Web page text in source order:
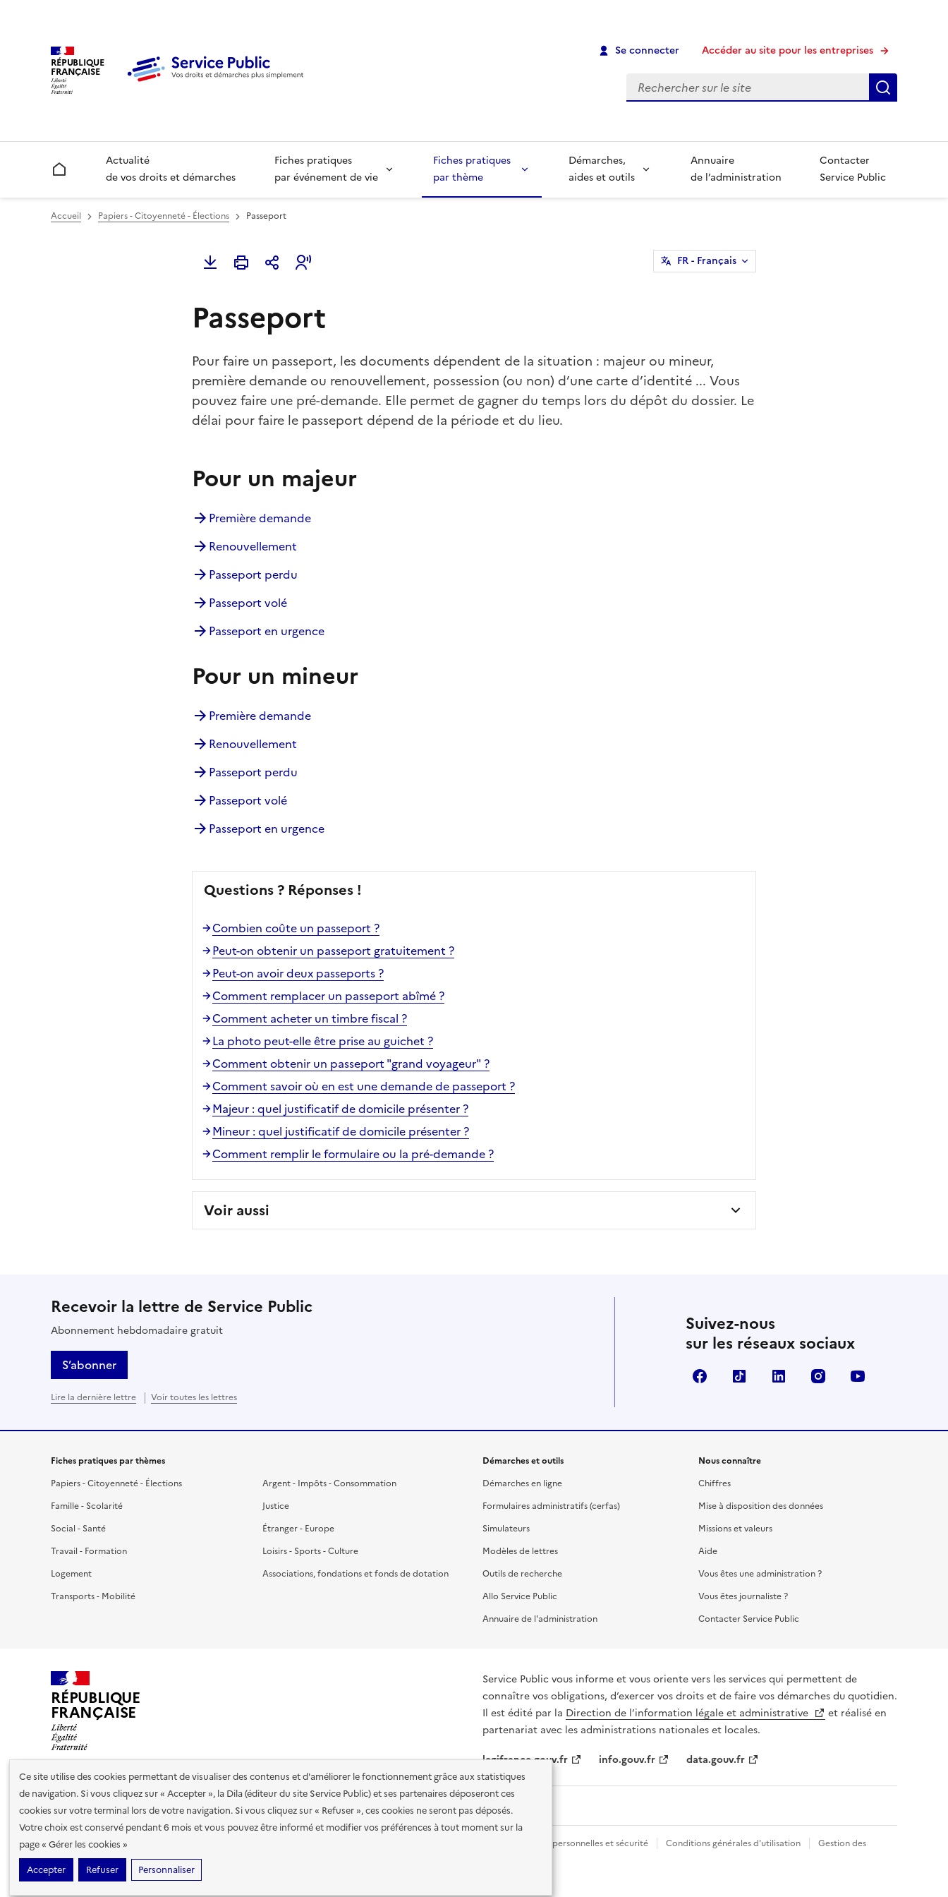
Ce site utilise des cookies permettant de visualiser des contenus et d'améliorer le fonctionnement grâce aux statistiques
de navigation. Si vous cliquez sur « Accepter », la Dila (éditeur du site Service Public) et ses partenaires déposeront ces
cookies sur votre terminal lors de votre navigation. Si vous cliquez sur « Refuser », ces cookies ne seront pas déposés.
Votre choix est conservé pendant 6 mois et vous pouvez être informé et modifier vos préférences à tout moment sur la
page « Gérer les cookies »
Accepter
Refuser Personnaliser
RÉPUBLIQUE
FRANÇAISE
Se connecter Accéder au site pour les entreprises
Recherche
Accueil
Actualité
de vos droits et démarches
Fiches pratiques
par événement de vie
Fiches pratiques
par thème
Démarches,
aides et outils
Annuaire
de l’administration
Contacter
Service Public
Accueil Papiers - Citoyenneté - Élections Passeport
FR- Français
Passeport
Pour faire un passeport, les documents dépendent de la situation : majeur ou mineur,
première demande ou renouvellement, possession (ou non) d’une carte d’identité ... Vous
pouvez faire une pré-demande. Elle permet de gagner du temps lors du dépôt du dossier. Le
délai pour faire le passeport dépend de la période et du lieu.
Pour un majeur
Première demande
Renouvellement
Passeport perdu
Passeport volé
Passeport en urgence
Pour un mineur
Première demande
Renouvellement
Passeport perdu
Passeport volé
Passeport en urgence
Questions ? Réponses !
Combien coûte un passeport ?
Peut-on obtenir un passeport gratuitement ?
Peut-on avoir deux passeports ?
Comment remplacer un passeport abîmé ?
Comment acheter un timbre fiscal ?
La photo peut-elle être prise au guichet ?
Comment obtenir un passeport "grand voyageur" ?
Comment savoir où en est une demande de passeport ?
Majeur : quel justificatif de domicile présenter ?
Mineur : quel justificatif de domicile présenter ?
Comment remplir le formulaire ou la pré-demande ?
Voir aussi
Recevoir la lettre de Service Public
Abonnement hebdomadaire gratuit
S’abonner
Lire la dernière lettre Voir toutes les lettres
Suivez-nous
sur les réseaux sociaux
FacebookTikTok LinkedIn Instagram
Fiches pratiques par thèmes
Papiers - Citoyenneté - Élections
Famille - Scolarité
Social - Santé
Travail - Formation
Logement
Transports - Mobilité
Argent - Impôts - Consommation
Justice
Étranger - Europe
Loisirs - Sports - Culture
Associations, fondations et fonds de dotation
Démarches et outils
Démarches en ligne
Formulaires administratifs (cerfas)
Simulateurs
Modèles de lettres
Outils de recherche
Allo Service Public
Annuaire de l'administration
Nous connaître
Chiffres
Mise à disposition des données
Missions et valeurs
Aide
Vous êtes une administration ?
Vous êtes journaliste ?
Contacter Service Public
RÉPUBLIQUE
FRANÇAISE
Service Public vous informe et vous oriente vers les services qui permettent de
connaître vos obligations, d’exercer vos droits et de faire vos démarches du quotidien.
Il est édité par la Direction de l’information légale et administrative
et réalisé en
partenariat avec les administrations nationales et locales.
legifrance.gouv.fr
info.gouv.fr data.gouv.fr
Nos partenaires
Plan du site Accessibilité : totalement conforme Données personnelles et sécurité Conditions générales d'utilisation
Gestion des
cookies